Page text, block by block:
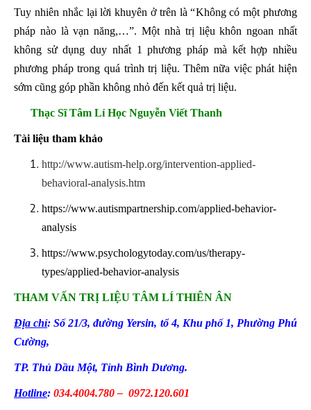
Tuy nhiên nhắc lại lời khuyên ở trên là “Không có một phương
pháp nào là vạn năng,…”. Một nhà trị liệu khôn ngoan nhất
không sử dụng duy nhất 1 phương pháp mà kết hợp nhiều
phương pháp trong quá trình trị liệu. Thêm nữa việc phát hiện
sớm cũng góp phần không nhỏ đến kết quả trị liệu.
Thạc Sĩ Tâm Lí Học Nguyễn Viết Thanh
Tài liệu tham khảo
http://www.autism-help.org/intervention-applied-
behavioral-analysis.htm
https://www.autismpartnership.com/applied-behavior-
analysis
https://www.psychologytoday.com/us/therapy-
types/applied-behavior-analysis
THAM VẤN TRỊ LIỆU TÂM LÍ THIÊN ÂN
Địa chỉ: Số 21/3, đường Yersin, tổ 4, Khu phố 1, Phường Phú
Cường,
TP. Thủ Dầu Một, Tỉnh Bình Dương.
Hotline: 034.4004.780 – 0972.120.601